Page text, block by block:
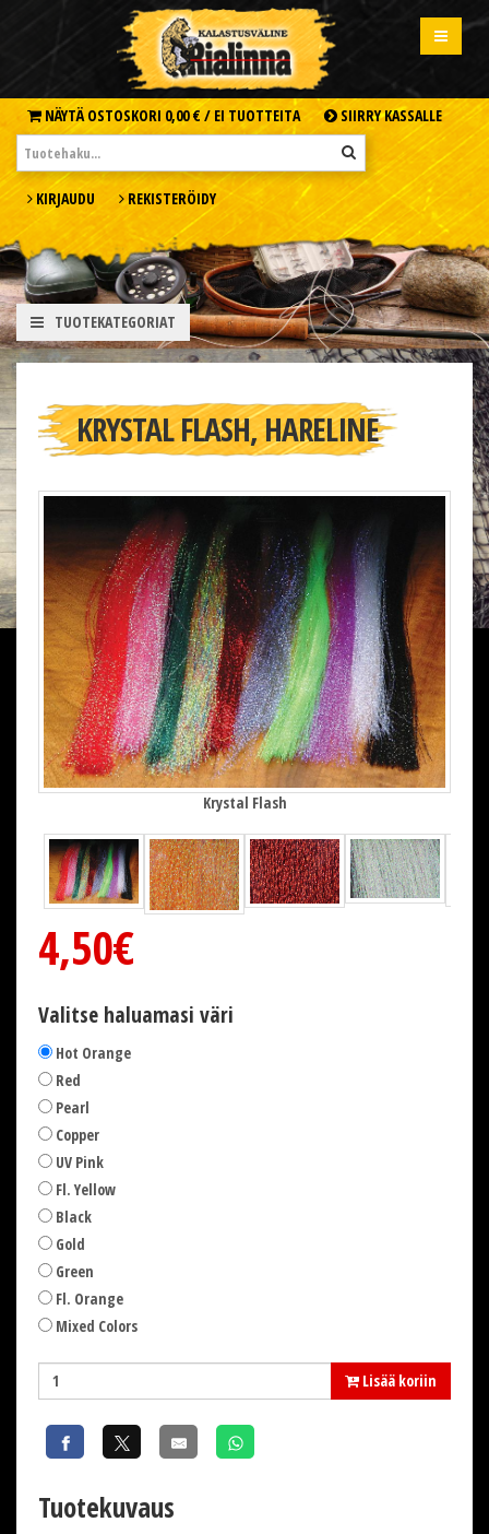
NÄYTÄ OSTOSKORI 0,00 € / EI TUOTTEITA SIIRRY KASSALLE
KIRJAUDU REKISTERÖIDY
TUOTEKATEGORIAT
KRYSTAL FLASH, HARELINE
Krystal Flash
4,50€
Valitse haluamasi väri
Hot Orange
Red
Pearl
Copper
UV Pink
Fl. Yellow
Black
Gold
Green
Fl. Orange
Mixed Colors
Lisää koriin
Tuotekuvaus